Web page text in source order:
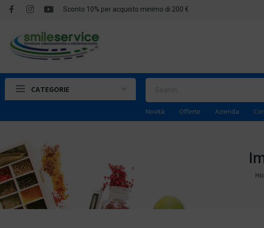
Sconto 10% per acquisto minimo di 200 €
CATEGORIE
Novità Offerte Azienda